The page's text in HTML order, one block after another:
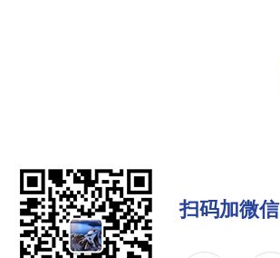
扫码加微信